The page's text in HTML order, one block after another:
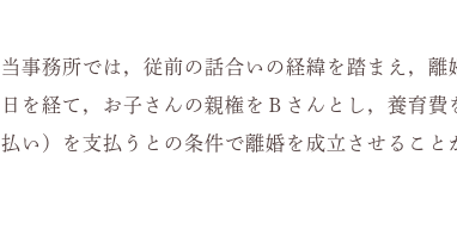
当事務所では，従前の話合いの経緯を踏まえ，
日を経て，お子さんの親権をＢさんとし，養育
払い）を支払うとの条件で離婚を成立させること